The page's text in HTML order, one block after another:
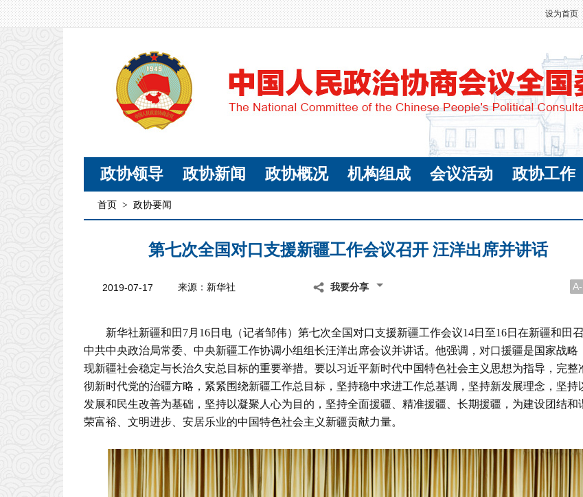
设为首页
政协领导 政协新闻 政协概况 机构组成 会议活动 政协工作
首页 > 政协要闻
第七次全国对口支援新疆工作会议召开 汪洋出席并讲话
2019-07-17 来源：新华社 我要分享 A-
新华社新疆和田7月16日电（记者邹伟）第七次全国对口支援新疆工作会议14日至16日在新疆和田召
中共中央政治局常委、中央新疆工作协调小组组长汪洋出席会议并讲话。他强调，对口援疆是国家战略
现新疆社会稳定与长治久安总目标的重要举措。要以习近平新时代中国特色社会主义思想为指导，完整
彻新时代党的治疆方略，紧紧围绕新疆工作总目标，坚持稳中求进工作总基调，坚持新发展理念，坚持
发展和民生改善为基础，坚持以凝聚人心为目的，坚持全面援疆、精准援疆、长期援疆，为建设团结和
荣富裕、文明进步、安居乐业的中国特色社会主义新疆贡献力量。